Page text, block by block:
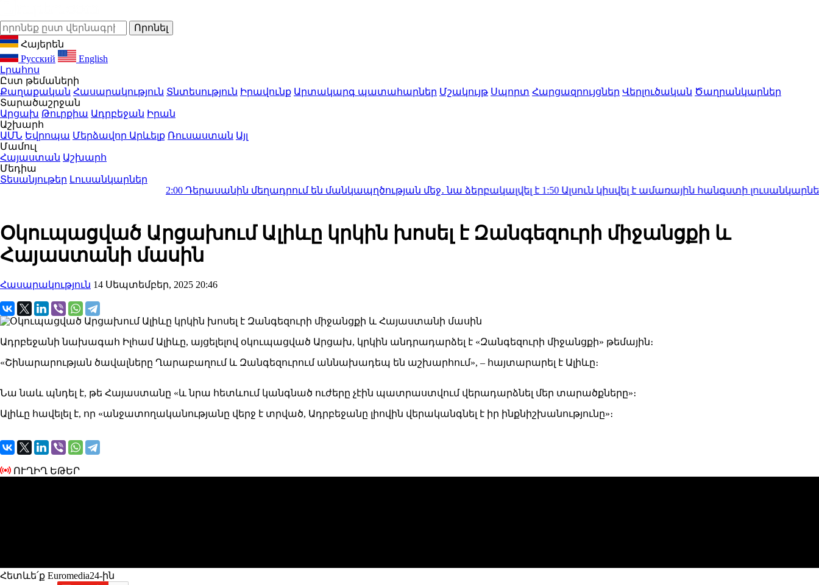
Հայերեն
Русский
English
Լրահոս
Ըստ թեմաների
Քաղաքական Հասարակություն Տնտեսություն Իրավունք Արտակարգ պատահարներ Մշակույթ Սպորտ Հարցազրույցներ Վերլուծական Ծաղրանկարներ
Տարածաշրջան
Արցախ Թուրքիա Ադրբեջան Իրան
Աշխարհ
ԱՄՆ Եվրոպա Մերձավոր Արևելք Ռուսաստան Այլ
Մամուլ
Հայաստան Աշխարհ
Մեդիա
Տեսանյութեր Լուսանկարներ
Դերասանին մեղադրում են մանկապղծության մեջ․ նա ձերբակալվել է1:50Ալսուն կիսվել է ամառային հանգստի լուսանկարներով
Օկուպացված Արցախում Ալիևը կրկին խոսել է Զանգեզուրի միջանցքի և
Հայաստանի մասին
Հասարակություն 14 Սեպտեմբեր, 2025 20:46
Ադրբեջանի նախագահ Իլհամ Ալիևը, այցելելով օկուպացված Արցախ, կրկին անդրադարձել է «Զանգեզուրի միջանցքի» թեմային։
«Շինարարության ծավալները Ղարաբաղում և Զանգեզուրում աննախադեպ են աշխարհում», – հայտարարել է Ալիևը։
Նա նաև պնդել է, թե Հայաստանը «և նրա հետևում կանգնած ուժերը չէին պատրաստվում վերադարձնել մեր տարածքները»։
Ալիևը հավելել է, որ «անջատողականությանը վերջ է տրված, Ադրբեջանը լիովին վերականգնել է իր ինքնիշխանությունը»։
ՈՒՂԻՂ ԵԹԵՐ
Հետևե՛ք Euromedia24-ին